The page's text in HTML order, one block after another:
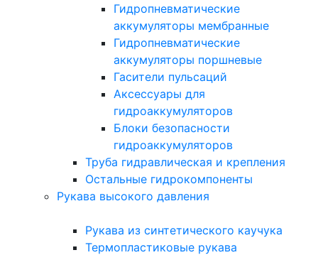
Гидропневматические
аккумуляторы мембранные
Гидропневматические
аккумуляторы поршневые
Гасители пульсаций
Аксессуары для
гидроаккумуляторов
Блоки безопасности
гидроаккумуляторов
Труба гидравлическая и крепления
Остальные гидрокомпоненты
Рукава высокого давления
Рукава из синтетического каучука
Термопластиковые рукава